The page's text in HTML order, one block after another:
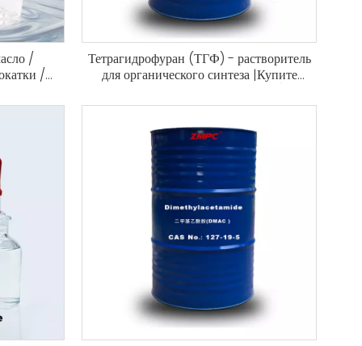
/
/
Тетрагидрофуран (ТГФ) - растворитель
для органического синтеза |Купите
производства покрытий и полимеров.